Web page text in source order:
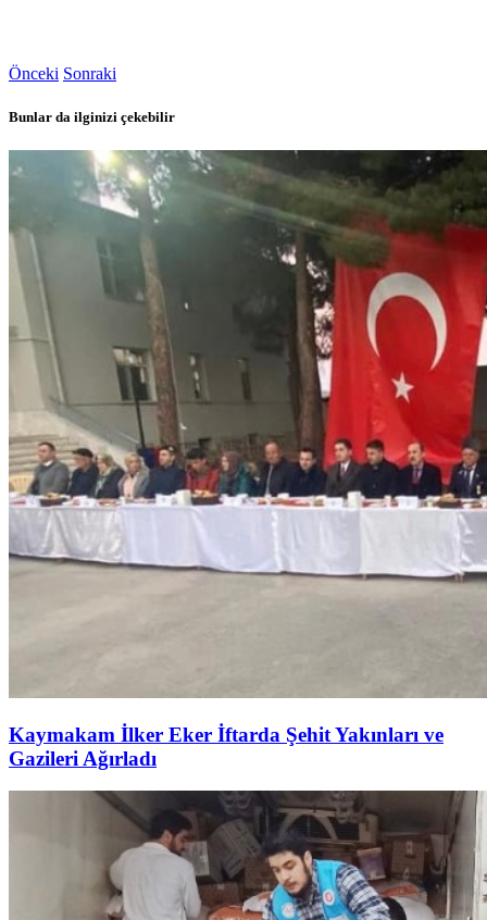
Önceki Sonraki
Bunlar da ilginizi çekebilir
Kaymakam İlker Eker İftarda Şehit Yakınları ve
Gazileri Ağırladı